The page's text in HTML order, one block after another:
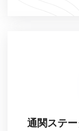
通関ステ